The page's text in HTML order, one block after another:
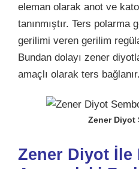
eleman olarak anot ve
tanınmıştır. Ters polarma
gerilimi veren gerilim
Bundan dolayı zener
amaçlı olarak ters bağlanır.
Zener Diyot
Zener Diyot İle